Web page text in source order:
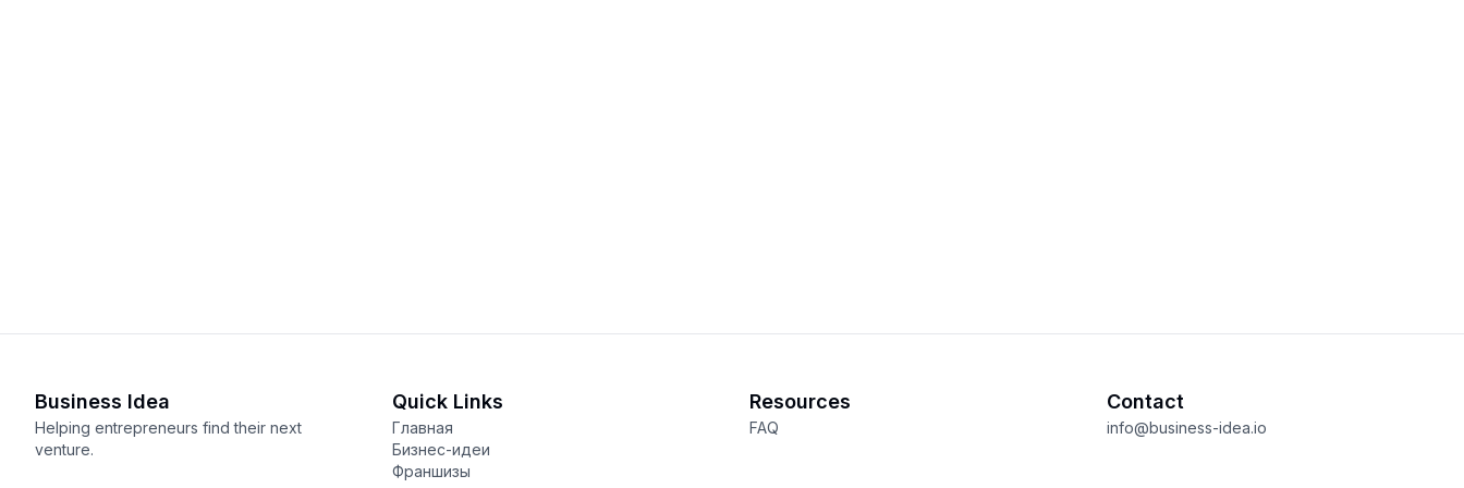
Business Idea
Helping entrepreneurs find their next
venture.
Quick Links
Главная
Бизнес-идеи
Франшизы
Resources
FAQ
Contact
info@business-idea.io